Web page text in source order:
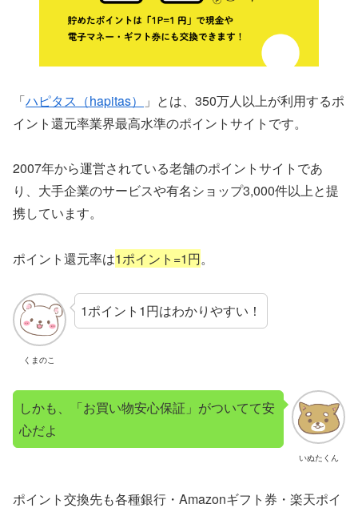
「ハピタス（hapitas）
」とは、350万人以上が利用するポ
イント還元率業界最高水準のポイントサイトです。
2007年から運営されている老舗のポイントサイトであ
り、大手企業のサービスや有名ショップ3,000件以上と提
携しています。
ポイント還元率は1ポイント=1円。
くまのこ
1ポイント1円はわかりやすい！
いぬたくん
しかも、「お買い物安心保証」がついてて安
心だよ
ポイント交換先も各種銀行・Amazonギフト券・楽天ポイ